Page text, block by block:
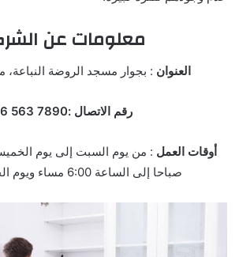
معلومات عن
العنوان : بجوار مسجد الروضة النباعة،
رقم الاتصال :7890 563 06
أوقات العمل
صباحا إلى الساعة 6:00 مساء ويوم الجمعة مغلق.